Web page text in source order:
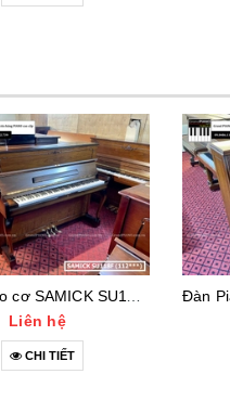
Liên hệ
CHI TIẾT